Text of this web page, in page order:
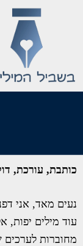
כותבת, עורכת,
נעים מאד, אני
עוד מילים
מחוברות לערכים